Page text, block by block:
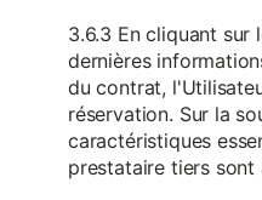
3.6.3 En cliquant sur
dernières
du contrat,
réservation. Sur la
caractéristiques
prestataire tiers sont